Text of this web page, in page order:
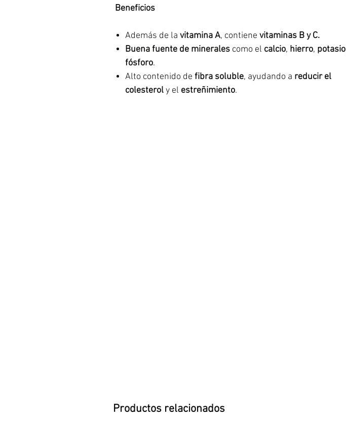
Productos relacionados
Beneficios
Además de la vitamina A, contiene vitaminas B y C.
Buena fuente de minerales como el calcio, hierro, potasio
fósforo.
Alto contenido de fibra soluble, ayudando a reducir el
colesteroly el estreñimiento.